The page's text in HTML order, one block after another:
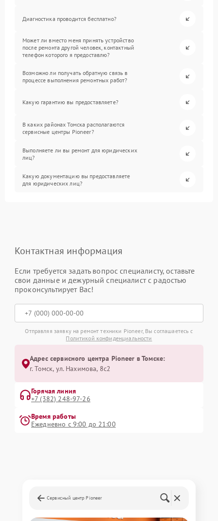
Диагностика проводится бесплатно?
Может ли вместо меня принять устройство
после ремонта другой человек, контактный
телефон которого я предоставлю?
Возможно ли получать обратную связь в
процессе выполнения ремонтных работ?
Какую гарантию вы предоставляете?
В каких районах Томска располагаются
сервисные центры Pioneer?
Выполняете ли вы ремонт для юридических
лиц?
Какую документацию вы предоставляете
для юридических лиц?
Контактная информация
Если требуется задать вопрос специалисту, оставьте
свои данные и дежурный специалист с радостью
проконсультирует Вас!
Отправляя заявку на ремонт техники Pioneer, Вы соглашаетесь с
Политикой конфиденциальности
Адрес сервисного центра Pioneer в Томске:
г. Томск, ул. Нахимова, 8с2
Горячая линия
+7 (382) 248-97-26
Время работы
Ежедневно с 9:00 до 21:00
Сервисный центр Pioneer